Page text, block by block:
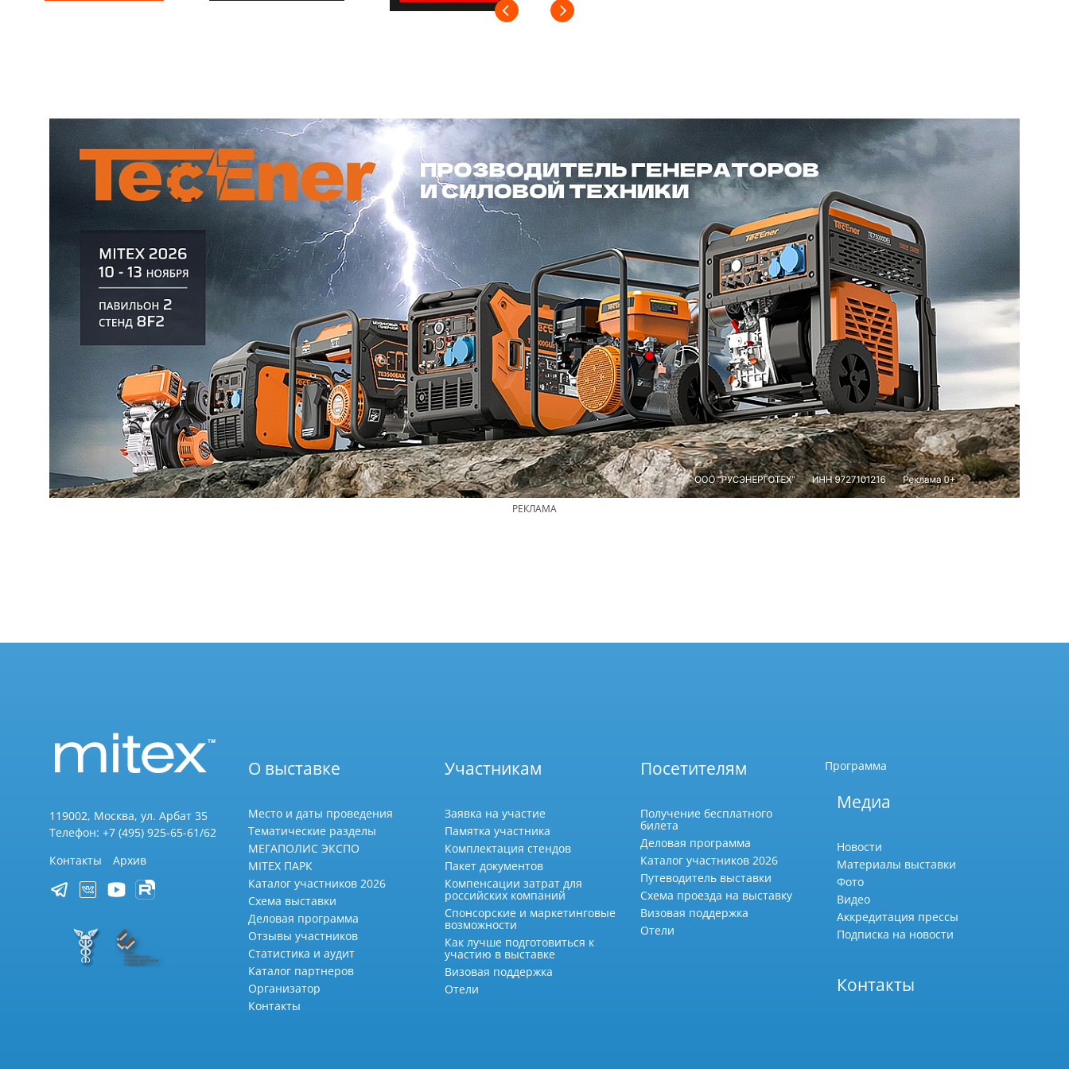
РЕКЛАМА
119002, Москва, ул. Арбат 35
Телефон: +7 (495) 925-65-61/62
Контакты
Архив
О выставке
Место и даты проведения
Тематические разделы
МЕГАПОЛИС ЭКСПО
MITEX ПАРК
Каталог участников 2026
Схема выставки
Деловая программа
Отзывы участников
Статистика и аудит
Каталог партнеров
Организатор
Контакты
Участникам
Заявка на участие
Памятка участника
Комплектация стендов
Пакет документов
Компенсации затрат для
российских компаний
Спонсорские и маркетинговые
возможности
Как лучше подготовиться к
участию в выставке
Визовая поддержка
Отели
Посетителям
Получение бесплатного
билета
Деловая программа
Каталог участников 2026
Путеводитель выставки
Схема проезда на выставку
Визовая поддержка
Отели
Программа
Медиа
Новости
Материалы выставки
Фото
Видео
Аккредитация прессы
Подписка на новости
Контакты